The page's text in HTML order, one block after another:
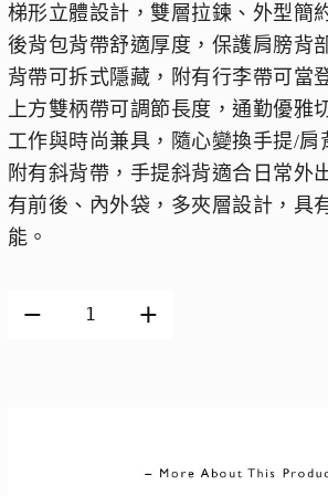
梯形立體設計，雙層拉鍊、外型簡
後背包背帶舒適厚度，保護肩膀背
背帶可拆式隱藏，附有行李帶可當
上方雙柄帶可調節長度，通勤優雅
工作與時尚兼具，隨心變換手提/肩
附有斜背帶，手提斜背適合日常外
有前後、內外袋，多夾層設計，具
能。